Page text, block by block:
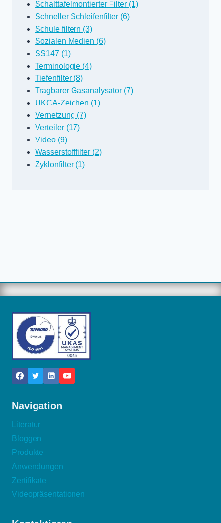
Schalttafelmontierter Filter (1)
Schneller Schleifenfilter (6)
Schule filtern (3)
Sozialen Medien (6)
SS147 (1)
Terminologie (4)
Tiefenfilter (8)
Tragbarer Gasanalysator (7)
UKCA-Zeichen (1)
Vernetzung (7)
Verteiler (17)
Video (9)
Wasserstofffilter (2)
Zyklonfilter (1)
Navigation
Literatur
Bloggen
Produkte
Anwendungen
Zertifikate
Videopräsentationen